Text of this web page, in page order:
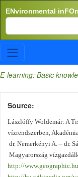
ENvironmental
Search
E-learning: Basic
Source
Lászlóffy Woldemár: A
vízrendszerben,
dr. Nemerkényi A. – dr.
Magyarország
http://